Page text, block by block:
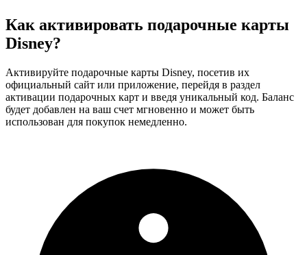
Как активировать подарочные карты
Disney?
Активируйте подарочные карты Disney, посетив их
официальный сайт или приложение, перейдя в раздел
активации подарочных карт и введя уникальный код. Баланс
будет добавлен на ваш счет мгновенно и может быть
использован для покупок немедленно.